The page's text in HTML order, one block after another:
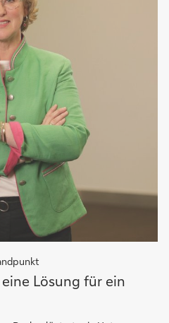
Lösung für ein